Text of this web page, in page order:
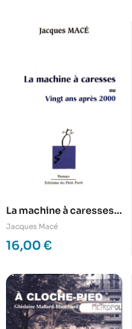
La machine à caresses,
ou vingt ans après
2000
Jacques Macé
16,00 €